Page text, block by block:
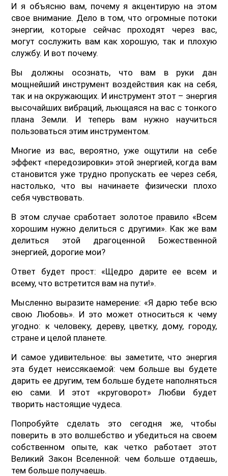
И я объясню вам, почему я акцентирую на этом
свое внимание. Дело в том, что огромные потоки
энергии, которые сейчас проходят через вас,
могут сослужить вам как хорошую, так и плохую
службу. И вот почему.
Вы должны осознать, что вам в руки дан
мощнейший инструмент воздействия как на себя,
так и на окружающих. И инструмент этот – энергия
высочайших вибраций, льющаяся на вас с тонкого
плана Земли. И теперь вам нужно научиться
пользоваться этим инструментом.
Многие из вас, вероятно, уже ощутили на себе
эффект «передозировки» этой энергией, когда вам
становится уже трудно пропускать ее через себя,
настолько, что вы начинаете физически плохо
себя чувствовать.
В этом случае сработает золотое правило «Всем
хорошим нужно делиться с другими». Как же вам
делиться этой драгоценной Божественной
энергией, дорогие мои?
Ответ будет прост: «Щедро дарите ее всем и
всему, что встретится вам на пути!».
Мысленно выразите намерение: «Я дарю тебе всю
свою Любовь». И это может относиться к чему
угодно: к человеку, дереву, цветку, дому, городу,
стране и целой планете.
И самое удивительное: вы заметите, что энергия
эта будет неиссякаемой: чем больше вы будете
дарить ее другим, тем больше будете наполняться
ею сами. И этот «круговорот» Любви будет
творить настоящие чудеса.
Попробуйте сделать это сегодня же, чтобы
поверить в это волшебство и убедиться на своем
собственном опыте, как четко работает этот
Великий Закон Вселенной: чем больше отдаешь,
тем больше получаешь.